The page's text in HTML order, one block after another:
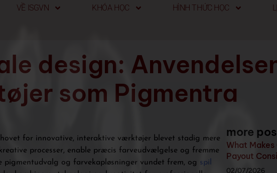
VỀ ISGVN KHÓA HỌC HÌNH THỨC HỌC
design:
som Pigmentra
for innovative, interaktive værktøjer blevet stadig mere
processer, enable præcis farveudvælgelse og fremme
og farvekapløsninger vundet frem, og spil
more
What
Payout
02/07/2026